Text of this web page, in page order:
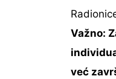
Važno:
već